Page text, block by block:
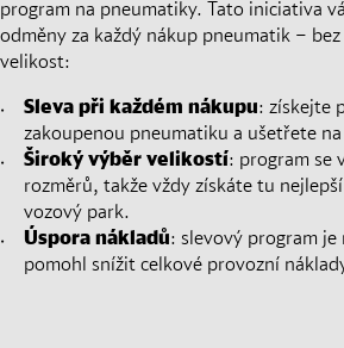
program na pneumatiky. Tato iniciativa
odměny za každý nákup pneumatik –
velikost:
Sleva při každém nákupu: získejte
zakoupenou pneumatiku a ušetřete
Široký výběr velikostí: program se
rozměrů, takže vždy získáte tu
vozový park.
Úspora nákladů: slevový program je
pomohl snížit celkové provozní